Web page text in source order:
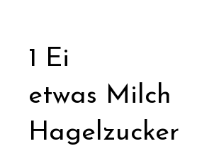
1 Ei
etwas Milch
Hagelzucker